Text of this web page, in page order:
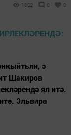
1802 0 0
ә
Шакиров
ял итә.
Эльвира